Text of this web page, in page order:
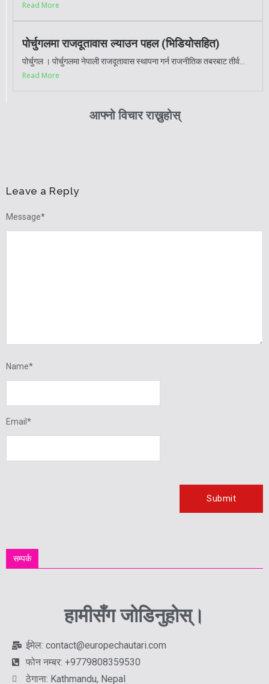
Read More
पोर्चुगलमा राजदूतावास ल्याउन पहल (भिडियोसहित)
पोर्चुगल । पोर्चुगलमा नेपाली राजदूतावास स्थापना गर्न राजनीतिक तबरबाट तीर्व...
Read More
आफ्नो विचार राख्नुहोस्
Leave a Reply
Message*
Name*
Email *
सम्पर्क
हामीसँग जोडिनुहोस्।
ईमेल: contact@europechautari.com
फोन नम्बर: +9779808359530
ठेगाना: Kathmandu, Nepal